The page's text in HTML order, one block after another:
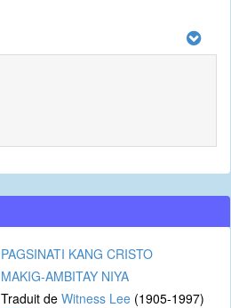
PAGSINATI KANG CRISTO
MAKIG-AMBITAY NIYA
Traduit de Witness Lee (1905-1997)